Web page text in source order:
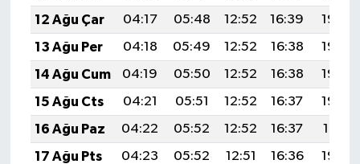
12 Ağu Çar
04:17 05:48 12:52 16:39
19:46
13 Ağu Per
04:18 05:49 12:52 16:38
19:45
14 Ağu Cum
04:19 05:50 12:52 16:38
19:44
15 Ağu Cts
04:21 05:51 12:52 16:37
19:43
16 Ağu Paz
04:22 05:52 12:52 16:37
19:41
17 Ağu Pts
04:23 05:52 12:51 16:36
19:40